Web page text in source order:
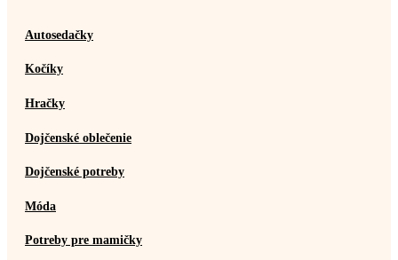
Autosedačky
Kočíky
Hračky
Dojčenské oblečenie
Dojčenské potreby
Móda
Potreby pre mamičky